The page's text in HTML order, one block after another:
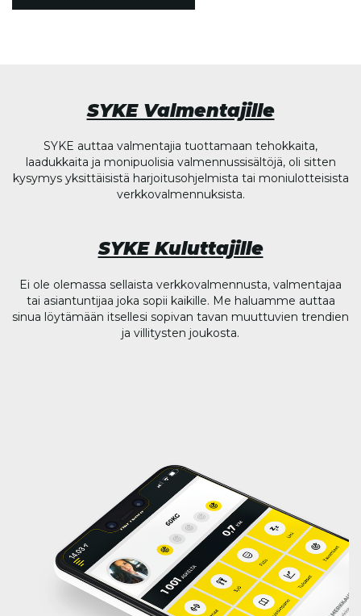
SYKE Valmentajille
SYKE auttaa valmentajia tuottamaan tehokkaita,
laadukkaita ja monipuolisia valmennussisältöjä, oli sitten
kysymys yksittäisistä harjoitusohjelmista tai moniulotteisista
verkkovalmennuksista.
SYKE Kuluttajille
Ei ole olemassa sellaista verkkovalmennusta, valmentajaa
tai asiantuntijaa joka sopii kaikille. Me haluamme auttaa
sinua löytämään itsellesi sopivan tavan muuttuvien trendien
ja villitysten joukosta.